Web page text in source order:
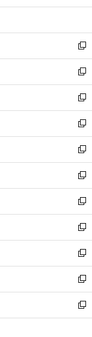
ウ
開
く
新
し
い
ウ
ィ
ン
ド
ウ
で
開
く
新
し
い
ウ
ィ
ン
ド
ウ
で
開
く
新
し
い
ウ
ィ
ン
ド
ウ
で
開
く
新
し
い
ウ
ィ
ン
ド
ウ
で
開
く
新
し
い
ウ
ィ
ン
ド
ウ
で
開
く
新
し
い
ウ
ィ
ン
ド
ウ
で
開
く
新
し
い
ウ
ィ
ン
ド
ウ
で
開
新
し
い
ウ
ィ
ン
ド
ウ
新
し
い
ウ
ィ
ン
新
し
い
ウ
新
し